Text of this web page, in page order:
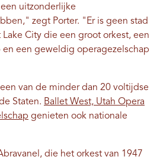
uitzonderlijke
zegt Porter. "Er is geen stad
City die een groot orkest, een
een geweldig operagezelschap
van de minder dan 20 voltijdse
Staten. Ballet West, Utah Opera
genieten ook nationale
die het orkest van 1947